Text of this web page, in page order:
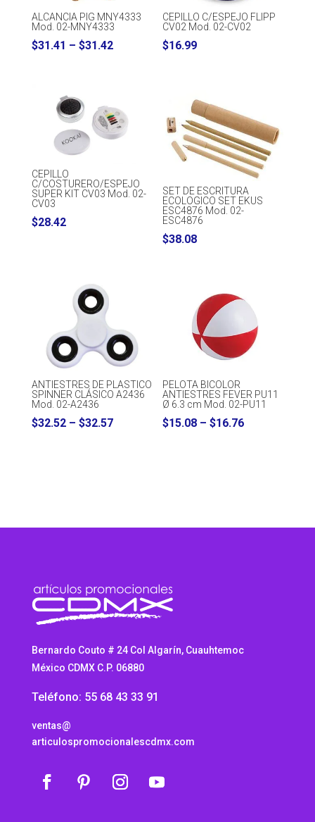
ALCANCIA PIG MNY4333
Mod. 02-MNY4333
$31.41 – $31.42Price
$31.42
CEPILLO C/ESPEJO FLIPP
CV02 Mod. 02-CV02
$16.99
CEPILLO
C/COSTURERO/ESPEJO
SUPER KIT CV03 Mod. 02-
CV03
$28.42
SET DE ESCRITURA
ECOLOGICO SET EKUS
ESC4876 Mod. 02-
ESC4876
$38.08
ANTIESTRES DE PLASTICO
SPINNER CLÁSICO A2436
Mod. 02-A2436
$32.52 – $32.57Price
PELOTA BICOLOR
ANTIESTRES FEVER PU11
Ø 6.3 cm Mod. 02-PU11
$15.08 – $16.76Price
Bernardo Couto # 24 Col Algarín, Cuauhtemoc
México CDMX C.P. 06880
Teléfono: 55 68 43 33 91
ventas@
articulospromocionalescdmx.com